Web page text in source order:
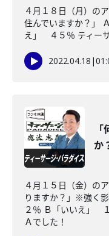
４月１８日（月）の
住んでいますか？
え」 ４５％ ティー
2022.04.18 |
か
４月１５日（金）の
りますか？」※強く
２％ Ｂ「いいえ」
Ａでした！